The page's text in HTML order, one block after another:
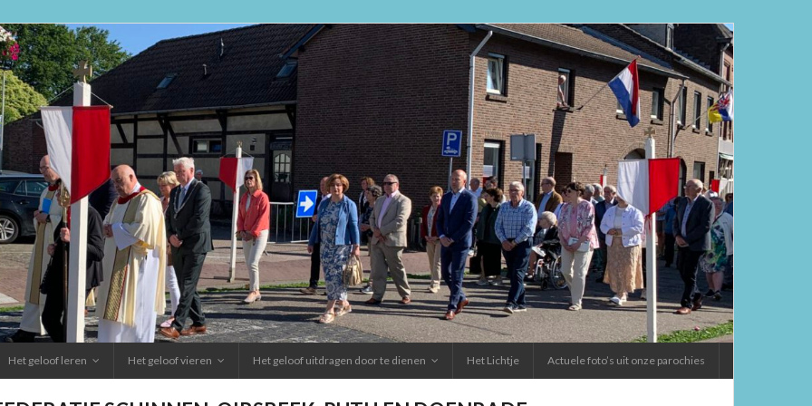
Het geloof leren Het geloof vieren Het geloof uitdragen door te dienen Het Lichtje Actuele foto’s uit onze parochies